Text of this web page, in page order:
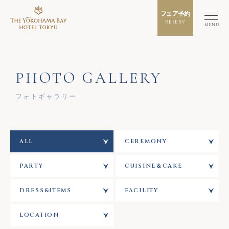
MENU
フェア予約
RESERV
PHOTO GALLERY
フォトギャラリー
ALL CEREMONY
PARTY CUISINE＆CAKE
DRESS&ITEMS FACILITY
LOCATION